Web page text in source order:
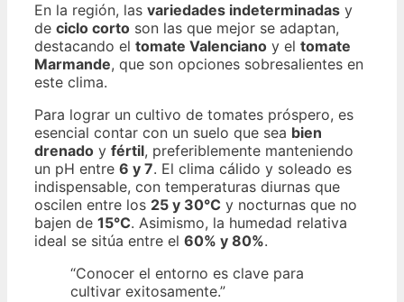
En la región, las variedades indeterminadas y
de ciclo corto son las que mejor se adaptan,
destacando el tomate Valenciano y el tomate
Marmande, que son opciones sobresalientes en
este clima.
Para lograr un cultivo de tomates próspero, es
esencial contar con un suelo que sea bien
drenado y fértil, preferiblemente manteniendo
un pH entre 6 y 7. El clima cálido y soleado es
indispensable, con temperaturas diurnas que
oscilen entre los 25 y 30°C y nocturnas que no
bajen de 15°C. Asimismo, la humedad relativa
ideal se sitúa entre el 60% y 80%.
“Conocer el entorno es clave para
cultivar exitosamente.”